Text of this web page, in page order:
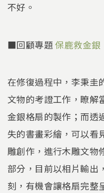
不好。
■回顧專題保鹿救金銀
在修復過程中，李秉圭
文物的考證工作，瞭解
金銀格扇的製作；而透
失的書畫彩繪，可以看
雕創作，進行木雕文物
部分，目前以相片輸出
刻，有機會讓格扇完整